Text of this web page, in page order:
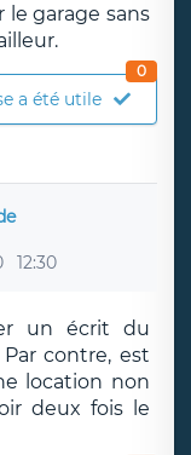
le garage sans
a été utile
0
12:30
un écrit du
contre, est
location non
deux fois le